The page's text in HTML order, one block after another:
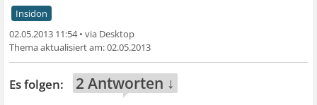
Insidon
02.05.2013 11:54•
02.05.2013
2 Antworten ↓